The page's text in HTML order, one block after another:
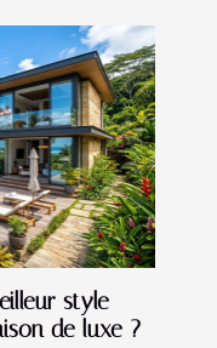
style
de luxe ?